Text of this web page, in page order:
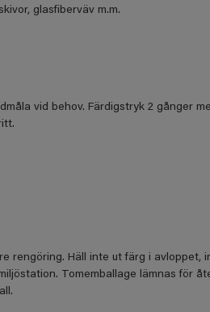
glasfiberväv m.m.
vid behov. Färdigstryk 2 gånger
rengöring. Häll inte ut färg i avloppet,
Tomemballage lämnas för